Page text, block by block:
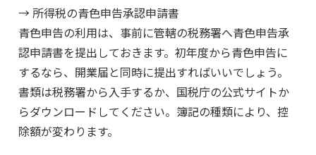
→ 所得税の青色申告承認申請書
青色申告の利用は、事前に管轄の税務署へ青色申告承
認申請書を提出しておきます。初年度から青色申告に
するなら、開業届と同時に提出すればいいでしょう。
書類は税務署から入手するか、国税庁の公式サイトか
らダウンロードしてください。簿記の種類により、控
除額が変わります。